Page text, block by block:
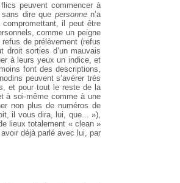
peuvent commencer à
dire que personnen’a
il peut être
comme un peigne
de prélèvement (refus
droit sorties d’un mauvais
à leurs yeux un indice, et
font des descriptions,
peuvent s’avérer très
et pour tout le reste de la
à soi-même comme à une
non plus de numéros de
il vous dira, lui, que... »),
lieux totalement « clean »
déjà parlé avec lui, par